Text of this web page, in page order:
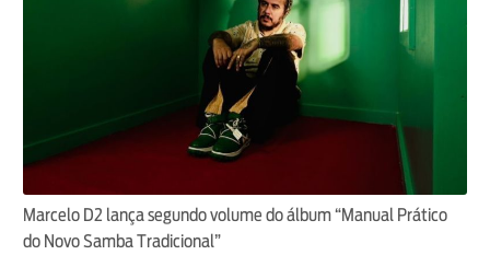
Marcelo D2 lança segundo volume do álbum “Manual Prático
do Novo Samba Tradicional”